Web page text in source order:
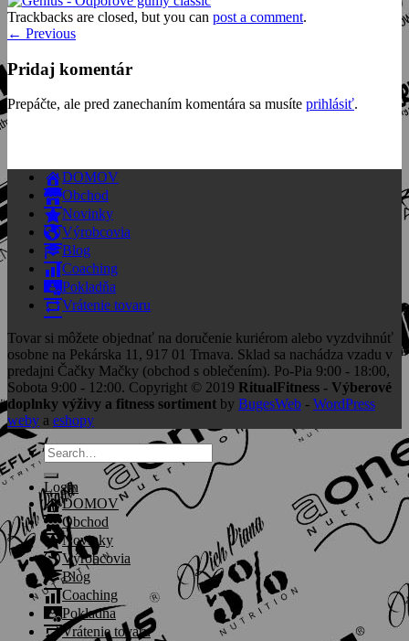
Trackbacks are closed, but you can post a comment.
← Previous
Pridaj komentár
Prepáčte, ale pred zanechaním komentára sa musíte prihlásiť.
DOMOV
Obchod
Novinky
Výrobcovia
Blog
Coaching
Pokladňa
Vrátenie tovaru
Tovar si môžete objednať na doručenie kuriérom alebo vyzdvihnúť
osobne na Pekárska 11, 917 01 Trnava. Sklad sa nachádza vzadu v
predajni Čačky Mačky (obchod s oblečením). Po-Pia 9:00 - 18:00,
Sobota 9:00 - 12:00. Copyright © 2019 RitualFitness - Výberové
doplnky výživy a fitness sortiment by BugesWeb - WordPress
weby a eshopy
Search
for:
Login
DOMOV
Obchod
Novinky
Výrobcovia
Blog
Coaching
Pokladňa
Vrátenie tovaru